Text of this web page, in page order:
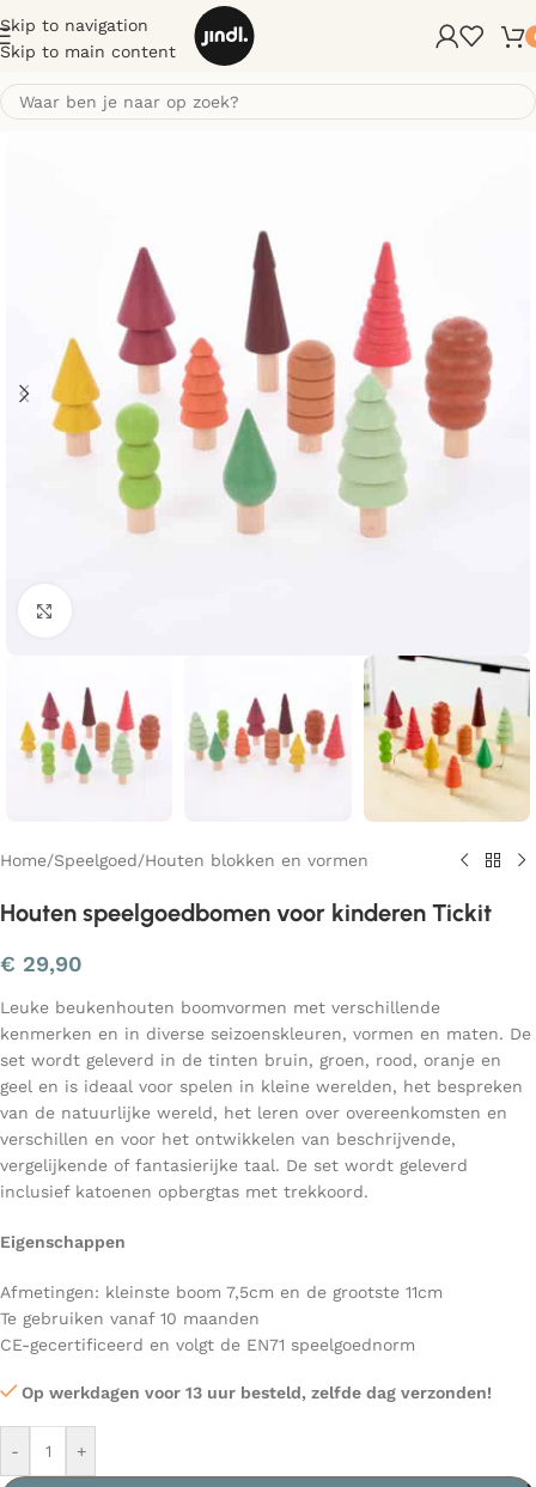
Skip to navigation
Skip to main content
Home/Speelgoed/Houten blokken en vormen
Houten speelgoedbomen voor kinderen Tickit
€ 29,90
Leuke beukenhouten boomvormen met verschillende
kenmerken en in diverse seizoenskleuren, vormen en maten. De
set wordt geleverd in de tinten bruin, groen, rood, oranje en
geel en is ideaal voor spelen in kleine werelden, het bespreken
van de natuurlijke wereld, het leren over overeenkomsten en
verschillen en voor het ontwikkelen van beschrijvende,
vergelijkende of fantasierijke taal. De set wordt geleverd
inclusief katoenen opbergtas met trekkoord.
Eigenschappen
Afmetingen: kleinste boom 7,5cm en de grootste 11cm
Te gebruiken vanaf 10 maanden
CE-gecertificeerd en volgt de EN71 speelgoednorm
Op werkdagen voor 13 uur besteld, zelfde dag verzonden!
- +